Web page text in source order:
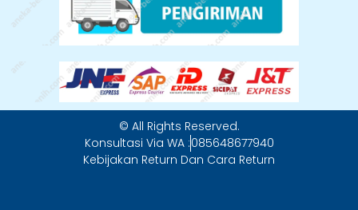
© All Rights Reserved.
Konsultasi Via WA :085648677940
Kebijakan Return Dan Cara Return